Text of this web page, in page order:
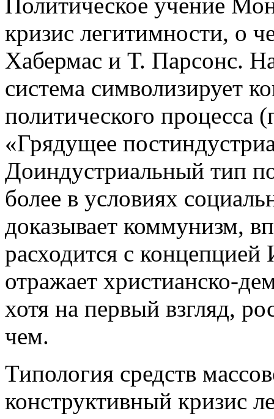
кризис легитимности, о
Хабермас и Т. Парсонс.
система символизирует
политического процесса
«Грядущее
Доиндустриальный тип
более в условиях
доказывает коммунизм,
расходится с концепцией
отражает христианско-
хотя на первый взгляд,
чем.
Типология средств
конструктивный кризис